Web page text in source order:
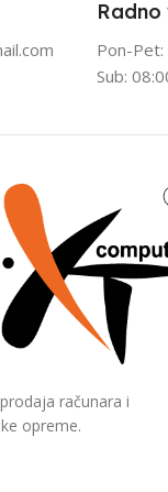
Radno
Pon-
Sub:
računara i
opreme.